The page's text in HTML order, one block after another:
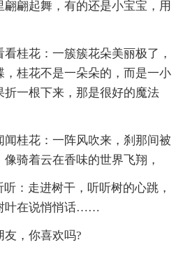
翩起舞，有的还是小宝宝，用
桂花：一簇簇花朵美丽极了，
，桂花不是一朵朵的，而是一小
折一根下来，那是很好的魔法
闻桂花：一阵风吹来，刹那间被
骑着云在香味的世界飞翔，
听：走进树干，听听树的心跳，
叶在说悄悄话……
友，你喜欢吗?